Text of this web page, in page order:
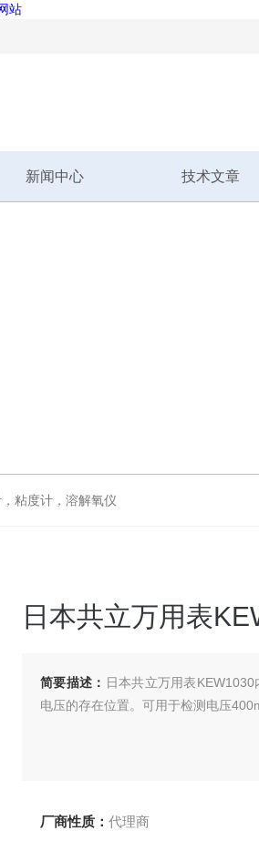
站
新闻中心 技术文章
度计，溶解氧仪
日本共立万用表
简要描述： 日本共立万用表
电压的存在位置。可用于检测电压
厂商性质： 代理商